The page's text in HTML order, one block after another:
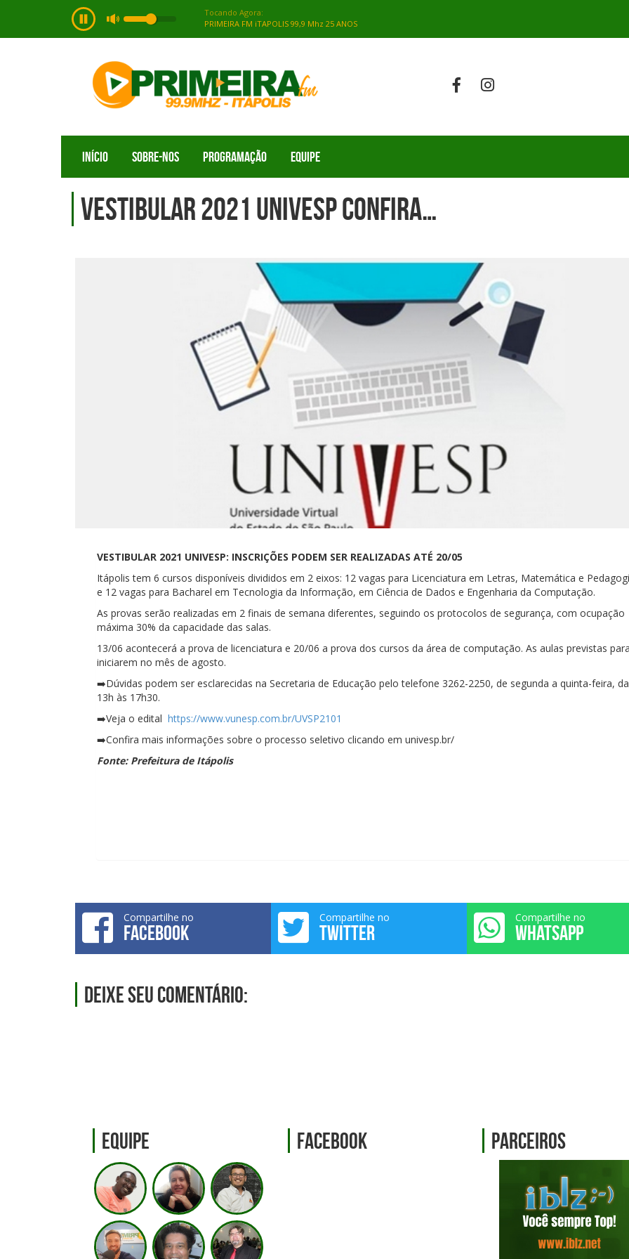
INÍCIO SOBRE-NOS PROGRAMAÇÃO EQUIPE
VESTIBULAR 2021 UNIVESP Confira…
VESTIBULAR 2021 UNIVESP: INSCRIÇÕES PODEM SER REALIZADAS ATÉ 20/05
Itápolis tem 6 cursos disponíveis divididos em 2 eixos: 12 vagas para Licenciatura em Letras, Matemática e
e 12 vagas para Bacharel em Tecnologia da Informação, em Ciência de Dados e Engenharia da Computação.
As provas serão realizadas em 2 finais de semana diferentes, seguindo os protocolos de segurança, com ocupação
máxima 30% da capacidade das salas.
13/06 acontecerá a prova de licenciatura e 20/06 a prova dos cursos da área de computação. As aulas previstas
iniciarem no mês de agosto.
➡️Dúvidas podem ser esclarecidas na Secretaria de Educação pelo telefone 3262-2250, de segunda a quinta-feira,
13h às 17h30.
➡️Veja o edital https://www.vunesp.com.br/UVSP2101
➡️Confira mais informações sobre o processo seletivo clicando em univesp.br/
Fonte: Prefeitura de Itápolis
Compartilhe no
FACEBOOK
Compartilhe no
TWITTER
Compartilhe no
WHATSAPP
Deixe seu comentário:
Equipe Facebook Parceiros